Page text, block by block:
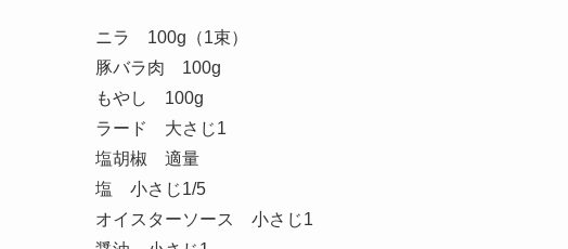
ニラ 100g（1束）
豚バラ肉 100g
もやし 100g
ラード 大さじ1
塩胡椒 適量
塩 小さじ1/5
オイスターソース 小さじ1